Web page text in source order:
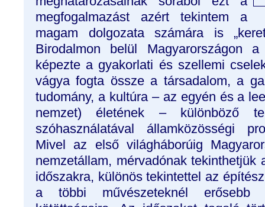
megfogalmazást azért tekintem a
magam dolgozata számára is
Birodalmon belül Magyarországon
képezte a gyakorlati és szellemi
vágya fogta össze a társadalom, a
tudomány, a kultúra – az egyén és a
nemzet) életének – különböző
szóhasználatával államközösségi
Mivel az első világháborúig
nemzetállam, mérvadónak tekinthetjük
időszakra, különös tekintettel az
a többi művészeteknél erősebb